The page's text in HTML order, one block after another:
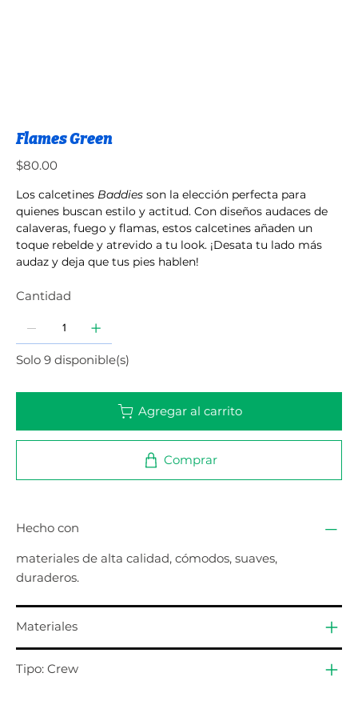
Flames Green
Precio
$80.00
Los calcetines Baddies son la elección perfecta para
quienes buscan estilo y actitud. Con diseños audaces de
calaveras, fuego y flamas, estos calcetines añaden un
toque rebelde y atrevido a tu look. ¡Desata tu lado más
audaz y deja que tus pies hablen!
Cantidad
Solo 9 disponible(s)
Agregar al carrito
Comprar
Hecho con
materiales de alta calidad, cómodos, suaves,
duraderos.
Materiales
Tipo: Crew